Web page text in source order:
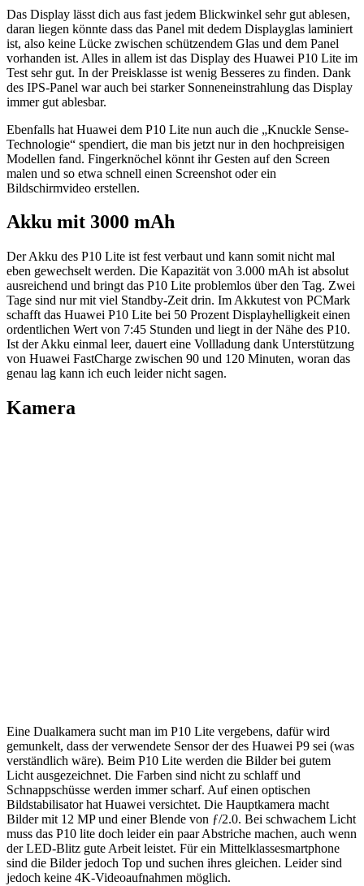
Das Display lässt dich aus fast jedem Blickwinkel sehr gut ablesen,
daran liegen könnte dass das Panel mit dedem Displayglas laminiert
ist, also keine Lücke zwischen schützendem Glas und dem Panel
vorhanden ist. Alles in allem ist das Display des Huawei P10 Lite im
Test sehr gut. In der Preisklasse ist wenig Besseres zu finden. Dank
des IPS-Panel war auch bei starker Sonneneinstrahlung das Display
immer gut ablesbar.
Ebenfalls hat Huawei dem P10 Lite nun auch die „Knuckle Sense-
Technologie“ spendiert, die man bis jetzt nur in den hochpreisigen
Modellen fand. Fingerknöchel könnt ihr Gesten auf den Screen
malen und so etwa schnell einen Screenshot oder ein
Bildschirmvideo erstellen.
Akku mit 3000 mAh
Der Akku des P10 Lite ist fest verbaut und kann somit nicht mal
eben gewechselt werden. Die Kapazität von 3.000 mAh ist absolut
ausreichend und bringt das P10 Lite problemlos über den Tag. Zwei
Tage sind nur mit viel Standby-Zeit drin. Im Akkutest von PCMark
schafft das Huawei P10 Lite bei 50 Prozent Displayhelligkeit einen
ordentlichen Wert von 7:45 Stunden und liegt in der Nähe des P10.
Ist der Akku einmal leer, dauert eine Vollladung dank Unterstützung
von Huawei FastCharge zwischen 90 und 120 Minuten, woran das
genau lag kann ich euch leider nicht sagen.
Kamera
Eine Dualkamera sucht man im P10 Lite vergebens, dafür wird
gemunkelt, dass der verwendete Sensor der des Huawei P9 sei (was
verständlich wäre). Beim P10 Lite werden die Bilder bei gutem
Licht ausgezeichnet. Die Farben sind nicht zu schlaff und
Schnappschüsse werden immer scharf. Auf einen optischen
Bildstabilisator hat Huawei versichtet. Die Hauptkamera macht
Bilder mit 12 MP und einer Blende von ƒ/2.0. Bei schwachem Licht
muss das P10 lite doch leider ein paar Abstriche machen, auch wenn
der LED-Blitz gute Arbeit leistet. Für ein Mittelklassesmartphone
sind die Bilder jedoch Top und suchen ihres gleichen. Leider sind
jedoch keine 4K-Videoaufnahmen möglich.